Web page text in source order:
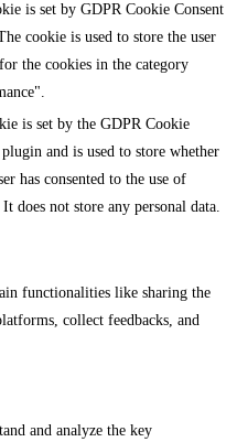
is set by GDPR Cookie Consent
cookie is used to store the user
the cookies in the category
is set by the GDPR Cookie
plugin and is used to store whether
has consented to the use of
does not store any personal data.
functionalities like sharing the
collect feedbacks, and
and analyze the key